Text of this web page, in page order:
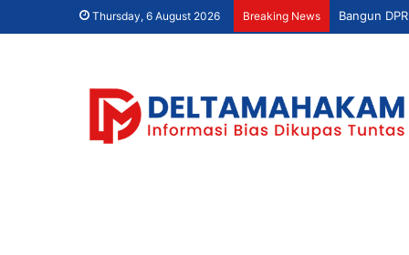
Thursday, 6 August 2026 Breaking News